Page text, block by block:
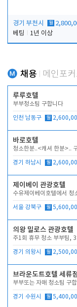
경기 부천시 월
베팅
1년 이상
채용 메인포
루루호텔
부부청소팀 구합니다
인천 남동구 월
바로호텔
청소한분..<캐셔 한분>..
경기 하남시 월
제이베이 관광호텔
수유제이베이호텔에서 청
서울 강북구 월
의왕 밀로스 관광호텔
주1회 휴무 청소 부부팀,
경기 의왕시 월
브라운도트호텔 세류
부부또는 자매 청소팀 구
경기 수원시 월